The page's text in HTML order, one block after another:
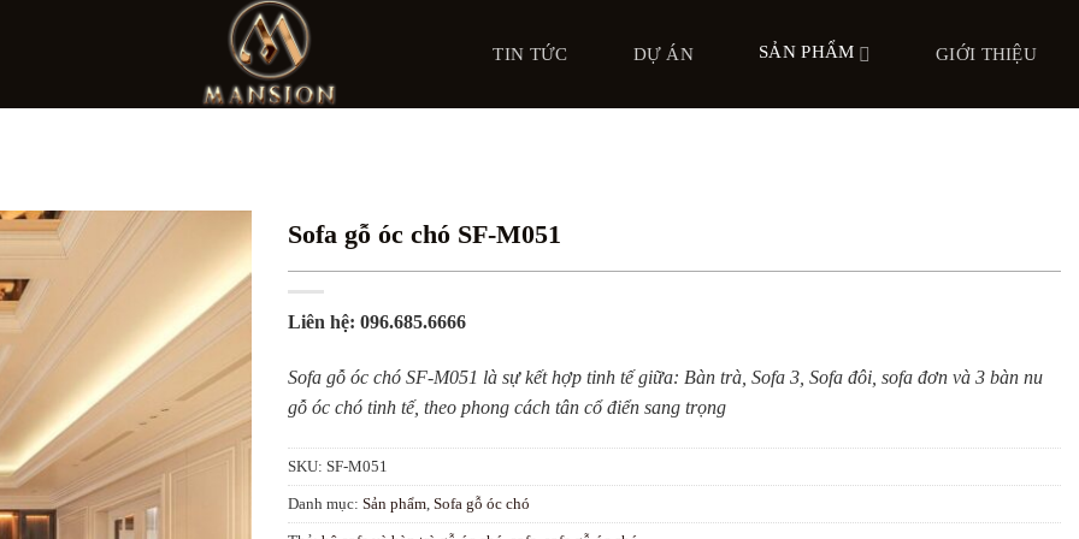
TIN TỨC DỰ ÁN SẢN PHẨM GIỚI THIỆU
Sofa gỗ óc chó SF-M051
Liên hệ: 096.685.6666
Sofa gỗ óc chó SF-M051 là sự kết hợp tinh tế giữa: Bàn trà, Sofa 3, Sofa đôi, sofa đơn và 3 bàn nu
gỗ óc chó tinh tế, theo phong cách tân cổ điển sang trọng
SKU: SF-M051
Danh mục: Sản phẩm Sofa gỗ óc chó